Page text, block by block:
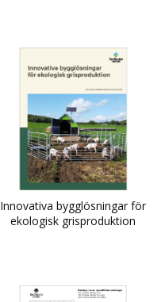
Innovativa bygglösningar för
ekologisk grisproduktion